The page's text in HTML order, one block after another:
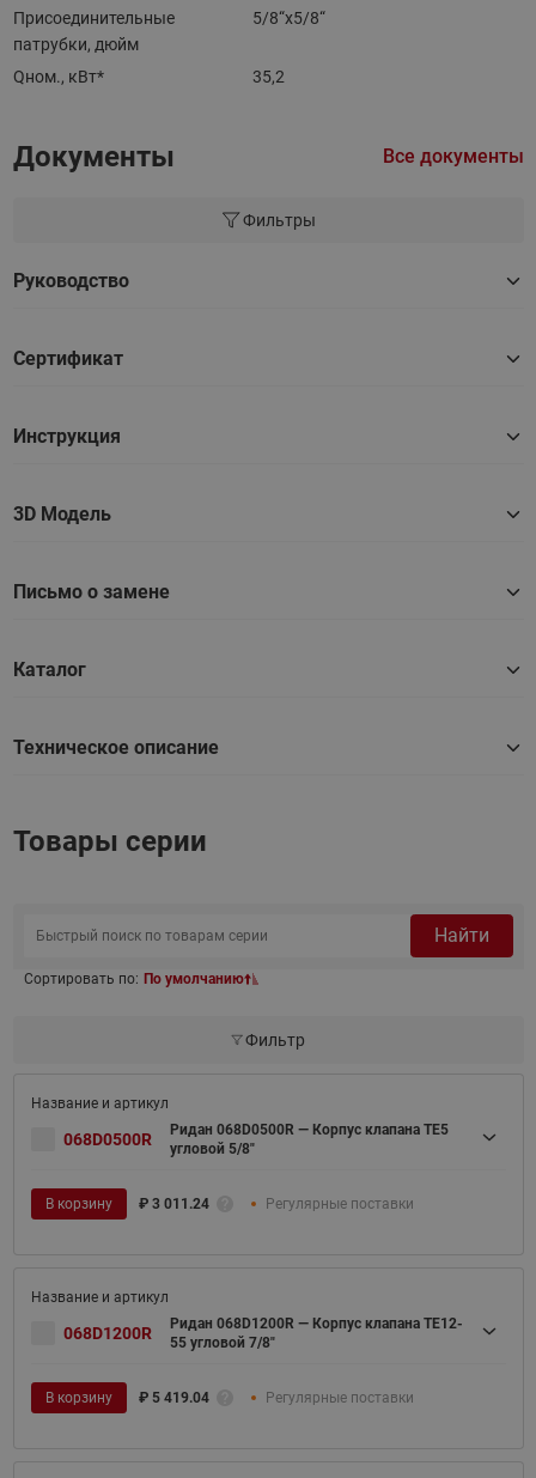
Присоединительные
патрубки, дюйм
5/8“x5/8“
Qном., кВт* 35,2
Документы Все документы
Фильтры
Руководство
Сертификат
Инструкция
3D Модель
Письмо о замене
Каталог
Техническое описание
Товары серии
Найти
Сортировать по: По умолчанию
Фильтр
068D0500R
Ридан 068D0500R — Корпус клапана TE5
угловой 5/8"
В корзину ₽ 3 011.24 Регулярные поставки
068D1200R
Ридан 068D1200R — Корпус клапана TE12-
55 угловой 7/8"
В корзину ₽ 5 419.04 Регулярные поставки